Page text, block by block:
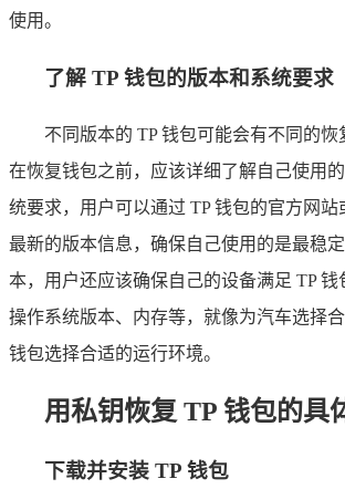
使用。
了解 TP 钱包的版本和系统要求
不同版本的 TP 钱包可能会有不同的恢
在恢复钱包之前，应该详细了解自己使用
统要求，用户可以通过 TP 钱包的官方网站
最新的版本信息，确保自己使用的是最稳
本，用户还应该确保自己的设备满足 TP 钱
操作系统版本、内存等，就像为汽车选择
钱包选择合适的运行环境。
用私钥恢复 TP 钱包的具
下载并安装 TP 钱包